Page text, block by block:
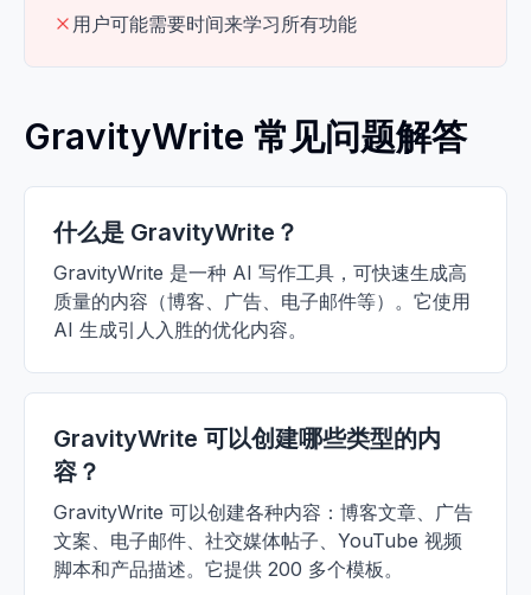
用户可能需要时间来学习所有功能
GravityWrite 常见问题解答
什么是 GravityWrite？
GravityWrite 是一种 AI 写作工具，可快速生成高
质量的内容（博客、广告、电子邮件等）。它使用
AI 生成引人入胜的优化内容。
GravityWrite 可以创建哪些类型的内
容？
GravityWrite 可以创建各种内容：博客文章、广告
文案、电子邮件、社交媒体帖子、YouTube 视频
脚本和产品描述。它提供 200 多个模板。